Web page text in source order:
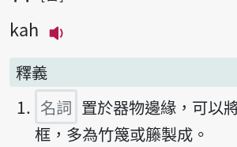
kah
釋義
名詞 置於器物邊緣，可以
框，多為竹篾或籐製成。